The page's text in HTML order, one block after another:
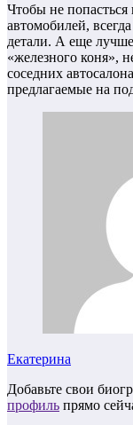
Чтобы не
автомобилей,
детали. А еще
«железного коня»,
соседних
предлагаемые на
Екатерина
Добавьте свои
профиль прямо